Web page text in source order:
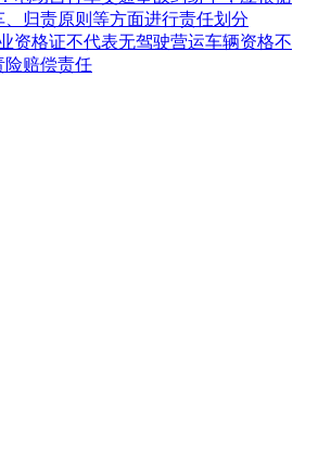
、归责原则等方面进行责任划分
资格证不代表无驾驶营运车辆资格不
险赔偿责任